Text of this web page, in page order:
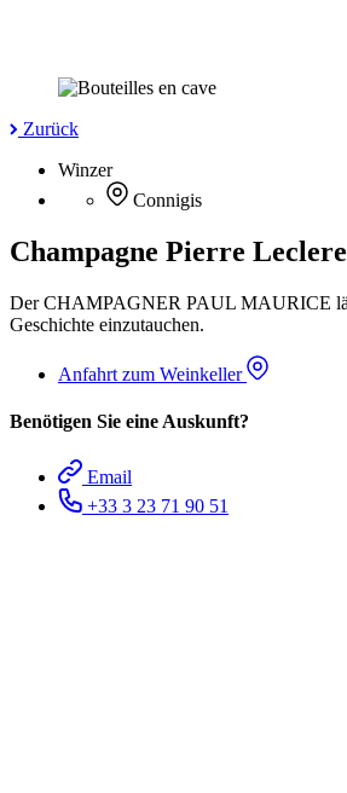
Zurück
Winzer
Connigis
Champagne Pierre Leclere
Der CHAMPAGNER PAUL MAURICE
Geschichte einzutauchen.
Anfahrt zum Weinkeller
Benötigen Sie eine Auskunft?
Email
+33 3 23 71 90 51